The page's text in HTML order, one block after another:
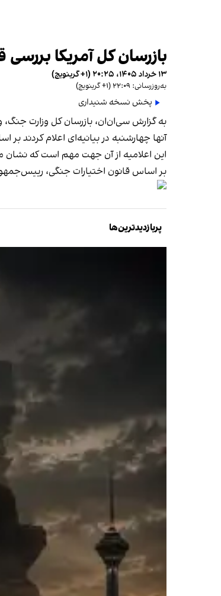
بازرسان کل آمریکا بررسی قانونی جنگ بیش
۱۳ خرداد ۱۴۰۵، ۲۰:۲۵ (‎+۱ گرینویچ)
به‌روزرسانی: ۲۲:۰۹ (‎+۱ گرینویچ)
پخش نسخه شنیداری
به گزارش سی‌ان‌ان، بازرسان کل وزارت جنگ،
آنها چهارشنبه در بیانیه‌ای اعلام کردند بر اساس
این اعلامیه از آن جهت مهم است که نشان می‌دهد نهادهای
بر اساس قانون اختیارات جنگی، رییس‌جمهوری آمریکا بدون مجوز
پربازدیدترین‌ها